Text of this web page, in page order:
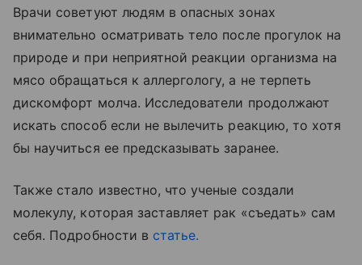
Врачи советуют людям в опасных зонах
внимательно осматривать тело после прогулок на
природе и при неприятной реакции организма на
мясо обращаться к аллергологу, а не терпеть
дискомфорт молча. Исследователи продолжают
искать способ если не вылечить реакцию, то хотя
бы научиться ее предсказывать заранее.
Также стало известно, что ученые создали
молекулу, которая заставляет рак «съедать» сам
себя. Подробности в статье.